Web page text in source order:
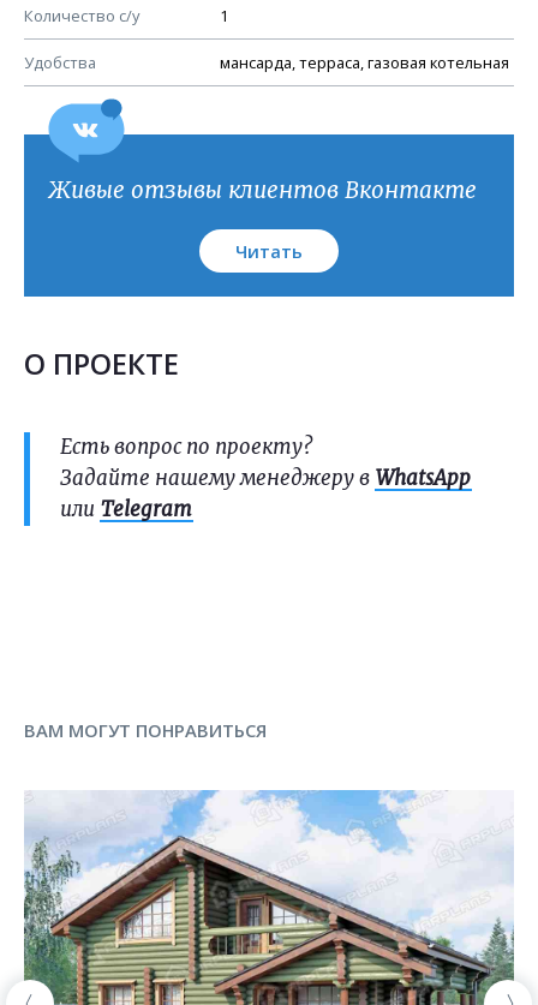
Количество с/у 1
Удобства мансарда, терраса, газовая котельная
Узлы устройства кровли
План кровли
Живые отзывы клиентов Вконтакте
Читать
О ПРОЕКТЕ
Есть вопрос по проекту?
Задайте нашему менеджеру в WhatsApp
или Telegram
ВАМ МОГУТ ПОНРАВИТЬСЯ